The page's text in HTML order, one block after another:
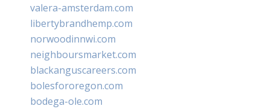
valera-amsterdam.com
libertybrandhemp.com
norwoodinnwi.com
neighboursmarket.com
blackanguscareers.com
bolesfororegon.com
bodega-ole.com